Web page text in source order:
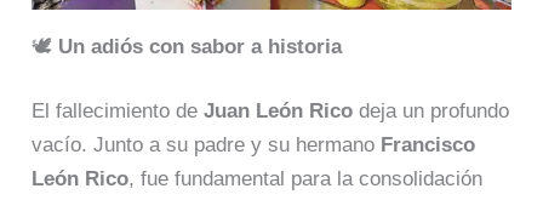
🕊️ Un adiós con sabor a historia
El fallecimiento deJuan León Rico deja un profundo
vacío. Junto a su padre y su hermano Francisco
León Rico, fue fundamental para la consolidación